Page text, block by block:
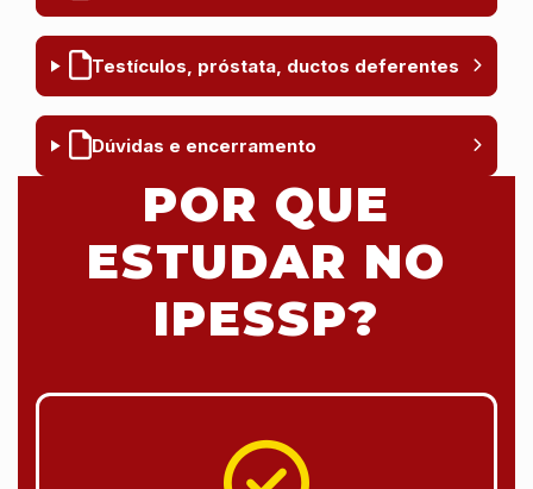
Testículos, próstata, ductos deferentes
Dúvidas e encerramento
POR QUE
ESTUDAR NO
IPESSP?